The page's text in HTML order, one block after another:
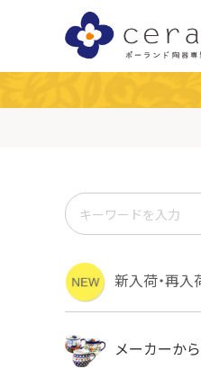
新入荷・再入
メーカーか